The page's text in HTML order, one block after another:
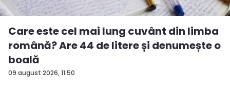
09 august 2026, 11:50
Care este cel mai lung cuvânt din limba
română? Are 44 de litere și denumește o
boală